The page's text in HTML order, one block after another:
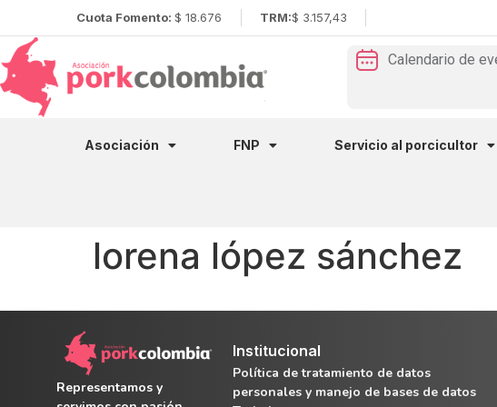
Cuota Fomento: $ 18.676 TRM:$ 3.157,43
Calendario de
Asociación FNP Servicio al porcicultor
lorena lópez sánchez
Representamos y
Institucional
Política de tratamiento de datos
personales y manejo de bases de datos